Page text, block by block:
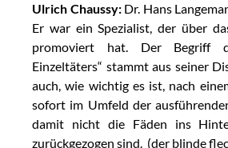
Ulrich Chaussy:Dr. Hans
Er war ein Spezialist, der über
promoviert hat. Der Begriff
Einzeltäters“ stammt aus seiner
auch, wie wichtig es ist, nach
sofort im Umfeld der
damit nicht die Fäden ins
zurückgezogen sind. (der blinde